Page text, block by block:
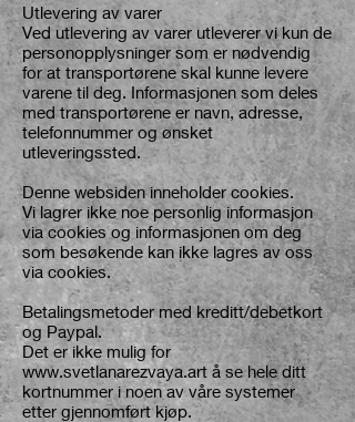
Utlevering av varer
Ved utlevering av varer utleverer vi kun de
personopplysninger som er nødvendig
for at transportørene skal kunne levere
varene til deg. Informasjonen som deles
med transportørene er navn, adresse,
telefonnummer og ønsket
utleveringssted.
Denne websiden inneholder cookies.
Vi lagrer ikke noe personlig informasjon
via cookies og informasjonen om deg
som besøkende kan ikke lagres av oss
via cookies.
Betalingsmetoder med kreditt/debetkort
og Paypal.
Det er ikke mulig for
www.svetlanarezvaya.art å se hele ditt
kortnummer i noen av våre systemer
etter gjennomført kjøp.